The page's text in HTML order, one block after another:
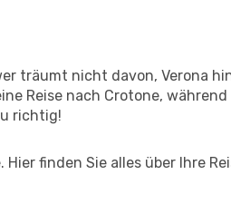
träumt nicht davon, Verona
Reise nach Crotone,
richtig!
finden Sie alles über Ihre